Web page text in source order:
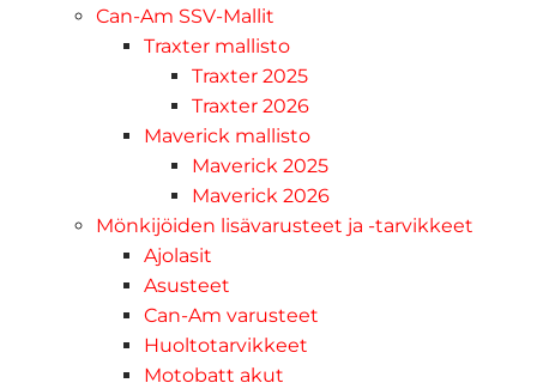
Can-Am SSV-Mallit
Traxter mallisto
Traxter 2025
Traxter 2026
Maverick mallisto
Maverick 2025
Maverick 2026
Mönkijöiden lisävarusteet ja -tarvikkeet
Ajolasit
Asusteet
Can-Am varusteet
Huoltotarvikkeet
Motobatt akut